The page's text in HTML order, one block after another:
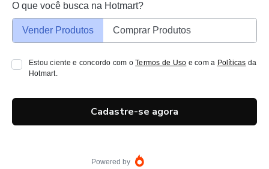
O que você busca na Hotmart?
Vender Produtos Comprar Produtos
Estou ciente e concordo com oTermos de Uso e com a Políticas da
Hotmart.
Cadastre-se agora
Powered by